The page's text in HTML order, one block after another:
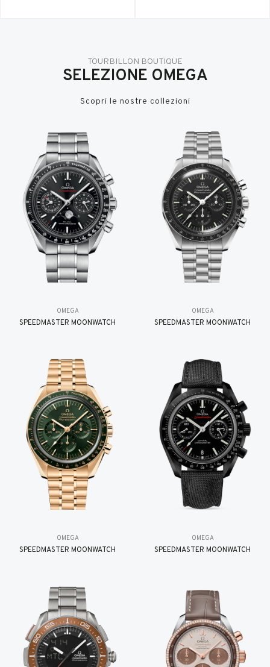
TOURBILLON BOUTIQUE
SELEZIONE OMEGA
Scopri le nostre collezioni
OMEGA
SPEEDMASTER MOONWATCH
OMEGA
SPEEDMASTER MOONWATCH
OMEGA
SPEEDMASTER MOONWATCH
OMEGA
SPEEDMASTER MOONWATCH